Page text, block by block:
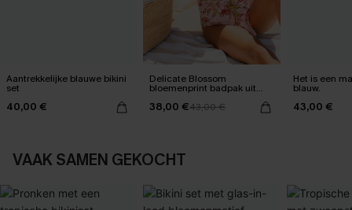
Aantrekkelijke blauwe bikini
set
40,00 €
Delicate Blossom
bloemenprint badpak uit
38,00 €43,00 €
Het is een
blauw.
43,00 €
VAAK SAMEN GEKOCHT